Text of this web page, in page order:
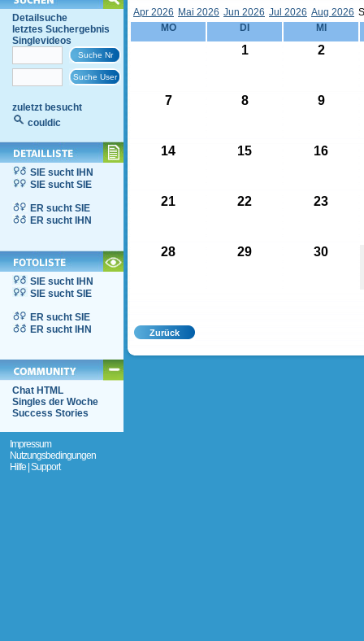
Detailsuche
letztes Suchergebnis
Singlevideos
zuletzt besucht
couldic
SIE sucht IHN
SIE sucht SIE
ER sucht SIE
ER sucht IHN
SIE sucht IHN
SIE sucht SIE
ER sucht SIE
ER sucht IHN
Chat HTML
Singles der Woche
Success Stories
Impressum
Nutzungsbedingungen
Hilfe | Support
Apr 2026 Mai 2026 Jun 2026 Jul 2026 Aug 2026
MO
DI MI
1 2
7 8 9
14 15 16
21 22 23
28 29 30